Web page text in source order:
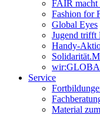
FAIR macht
Fashion for
Global Eyes
Jugend trifft
Handy-
Service
Material